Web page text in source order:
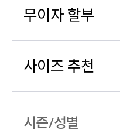
무이자 할부
사이즈 추천
시즌/성별